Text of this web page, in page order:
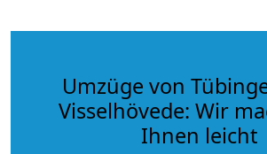
Umzüge von
Visselhövede: Wir
Ihnen leicht